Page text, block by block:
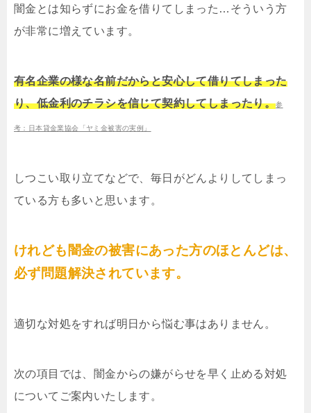
闇金とは知らずにお金を借りてしまった…そういう方
が非常に増えています。
有名企業の様な名前だからと安心して借りてしまった
り、低金利のチラシを信じて契約してしまったり。参
考：日本貸金業協会「ヤミ金被害の実例」
しつこい取り立てなどで、毎日がどんよりしてしまっ
ている方も多いと思います。
けれども闇金の被害にあった方のほとんどは、
必ず問題解決されています。
適切な対処をすれば明日から悩む事はありません。
次の項目では、闇金からの嫌がらせを早く止める対処
についてご案内いたします。